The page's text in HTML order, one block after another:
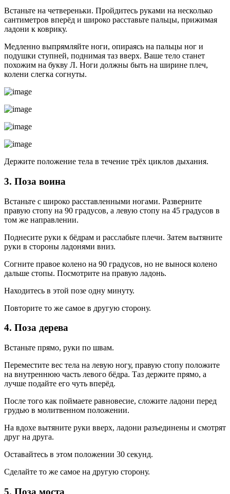
Встаньте на четвереньки. Пройдитесь руками на несколько
сантиметров вперёд и широко расставьте пальцы, прижимая
ладони к коврику.
Медленно выпрямляйте ноги, опираясь на пальцы ног и
подушки ступней, поднимая таз вверх. Ваше тело станет
похожим на букву Л. Ноги должны быть на ширине плеч,
колени слегка согнуты.
Держите положение тела в течение трёх циклов дыхания.
3. Поза воина
Встаньте с широко расставленными ногами. Разверните
правую стопу на 90 градусов, а левую стопу на 45 градусов в
том же направлении.
Поднесите руки к бёдрам и расслабьте плечи. Затем вытяните
руки в стороны ладонями вниз.
Согните правое колено на 90 градусов, но не вынося колено
дальше стопы. Посмотрите на правую ладонь.
Находитесь в этой позе одну минуту.
Повторите то же самое в другую сторону.
4. Поза дерева
Встаньте прямо, руки по швам.
Переместите вес тела на левую ногу, правую стопу положите
на внутреннюю часть левого бёдра. Таз держите прямо, а
лучше подайте его чуть вперёд.
После того как поймаете равновесие, сложите ладони перед
грудью в молитвенном положении.
На вдохе вытяните руки вверх, ладони разъединены и смотрят
друг на друга.
Оставайтесь в этом положении 30 секунд.
Сделайте то же самое на другую сторону.
5. Поза моста